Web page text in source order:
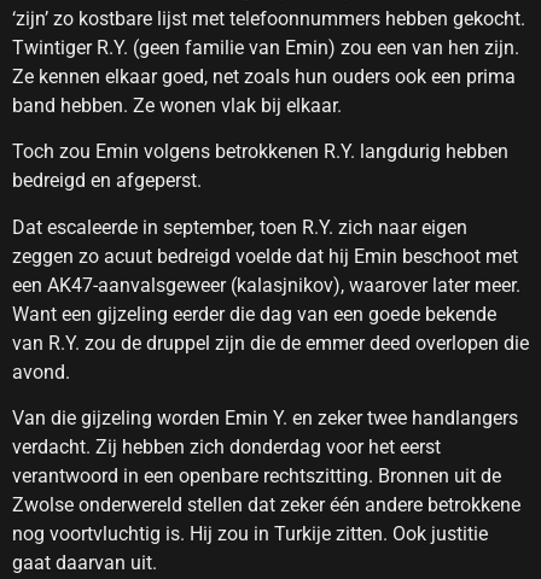
‘zijn’ zo kostbare lijst met telefoonnummers hebben gekocht.
Twintiger R.Y. (geen familie van Emin) zou een van hen zijn.
Ze kennen elkaar goed, net zoals hun ouders ook een prima
band hebben. Ze wonen vlak bij elkaar.
Toch zou Emin volgens betrokkenen R.Y. langdurig hebben
bedreigd en afgeperst.
Dat escaleerde in september, toen R.Y. zich naar eigen
zeggen zo acuut bedreigd voelde dat hij Emin beschoot met
een AK47-aanvalsgeweer (kalasjnikov), waarover later meer.
Want een gijzeling eerder die dag van een goede bekende
van R.Y. zou de druppel zijn die de emmer deed overlopen die
avond.
Van die gijzeling worden Emin Y. en zeker twee handlangers
verdacht. Zij hebben zich donderdag voor het eerst
verantwoord in een openbare rechtszitting. Bronnen uit de
Zwolse onderwereld stellen dat zeker één andere betrokkene
nog voortvluchtig is. Hij zou in Turkije zitten. Ook justitie
gaat daarvan uit.